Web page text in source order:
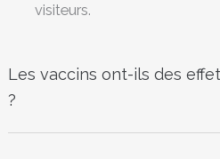
visiteurs.
Les vaccins ont-ils des
?